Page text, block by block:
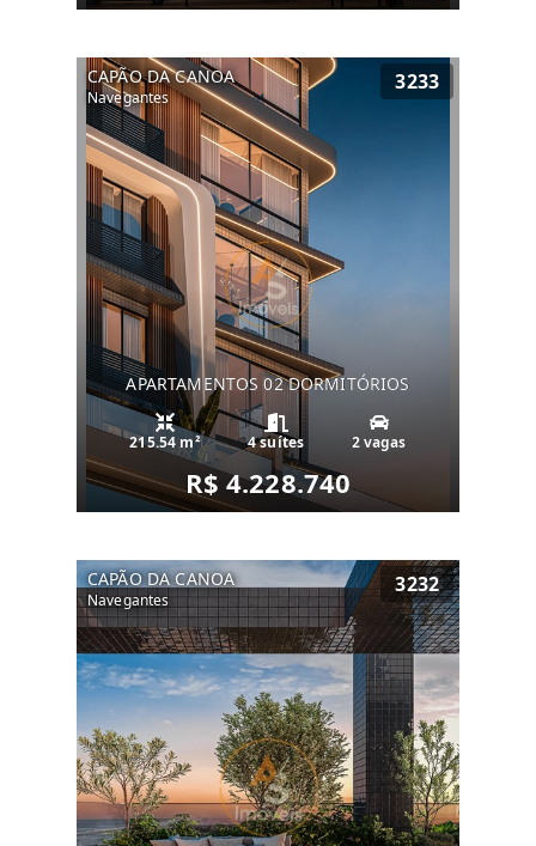
CAPÃO DA CANOA
Navegantes
3233
APARTAMENTOS 02 DORMITÓRIOS
215.54 m² 4 suítes 2 vagas
R$ 4.228.740
CAPÃO DA CANOA
Navegantes
3232